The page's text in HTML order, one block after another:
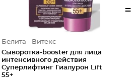
Белита - Витекс
Сыворотка-booster для лица
интенсивного действия
Суперлифтинг Гиалурон Lift
55+
=